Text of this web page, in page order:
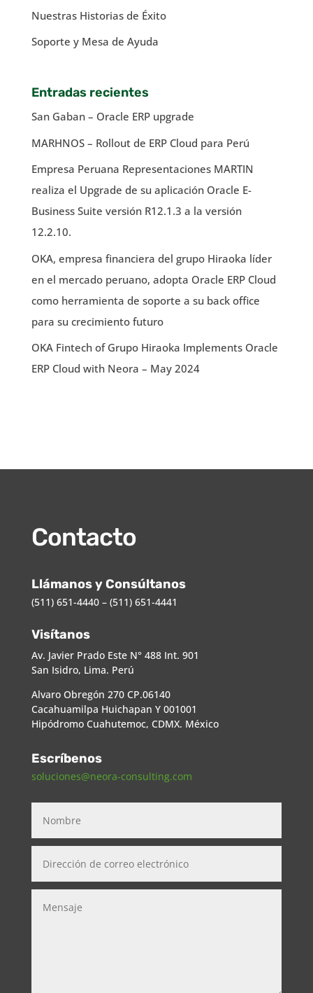
Nuestras Historias de Éxito
Soporte y Mesa de Ayuda
Entradas recientes
San Gaban – Oracle ERP upgrade
MARHNOS – Rollout de ERP Cloud para Perú
Empresa Peruana Representaciones MARTIN
realiza el Upgrade de su aplicación Oracle E-
Business Suite versión R12.1.3 a la versión
12.2.10.
OKA, empresa financiera del grupo Hiraoka líder
en el mercado peruano, adopta Oracle ERP Cloud
como herramienta de soporte a su back office
para su crecimiento futuro
OKA Fintech of Grupo Hiraoka Implements Oracle
ERP Cloud with Neora – May 2024
Contacto
Llámanos y Consúltanos
(511) 651-4440 – (511) 651-4441
Visítanos
Av. Javier Prado Este N° 488 Int. 901
San Isidro, Lima. Perú
Alvaro Obregón 270 CP.06140
Cacahuamilpa Huichapan Y 001001
Hipódromo Cuahutemoc, CDMX. México
Escríbenos
soluciones@neora-consulting.com